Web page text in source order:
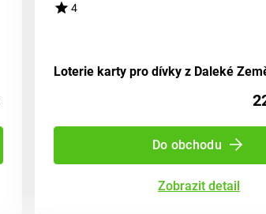
4
Loterie karty pro dívky z Daleké
Do obchodu
Zobrazit detail